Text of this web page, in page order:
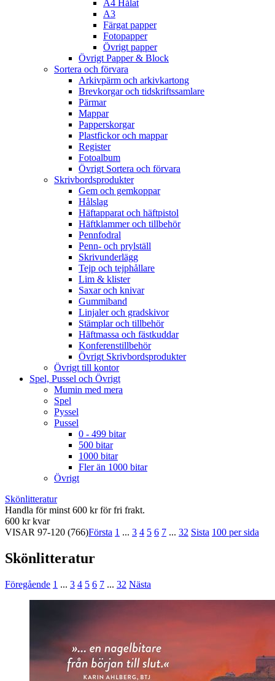
A4 Hålat
A3
Färgat papper
Fotopapper
Övrigt papper
Övrigt Papper & Block
Sortera och förvara
Arkivpärm och arkivkartong
Brevkorgar och tidskriftssamlare
Pärmar
Mappar
Papperskorgar
Plastfickor och mappar
Register
Fotoalbum
Övrigt Sortera och förvara
Skrivbordsprodukter
Gem och gemkoppar
Hålslag
Häftapparat och häftpistol
Häftklammer och tillbehör
Pennfodral
Penn- och prylställ
Skrivunderlägg
Tejp och tejphållare
Lim & klister
Saxar och knivar
Gummiband
Linjaler och gradskivor
Stämplar och tillbehör
Häftmassa och fästkuddar
Konferenstillbehör
Övrigt Skrivbordsprodukter
Övrigt till kontor
Spel, Pussel och Övrigt
Mumin med mera
Spel
Pyssel
Pussel
0 - 499 bitar
500 bitar
1000 bitar
Fler än 1000 bitar
Övrigt
Skönlitteratur
Handla för minst 600 kr för fri frakt.
600 kr kvar
VISAR 97-120 (766)Första 1 ... 3 4 5 6 7 ... 32 Sista 100 per sida
Skönlitteratur
Föregående 1 ... 3 4 5 6 7 ... 32 Nästa